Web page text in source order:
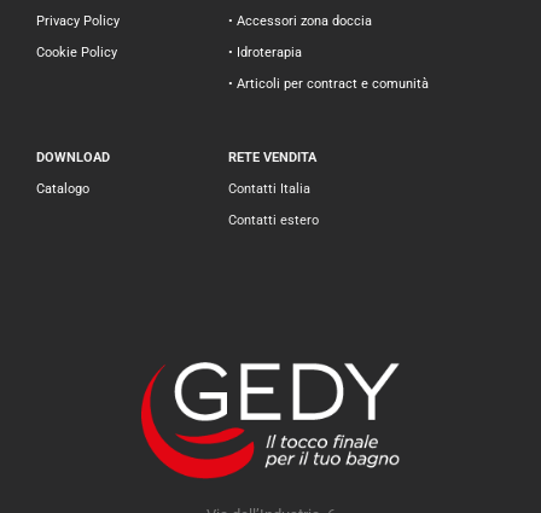
Privacy Policy
Cookie Policy
• Accessori zona doccia
• Idroterapia
• Articoli per contract e comunità
DOWNLOAD
Catalogo
RETE VENDITA
Contatti Italia
Contatti estero